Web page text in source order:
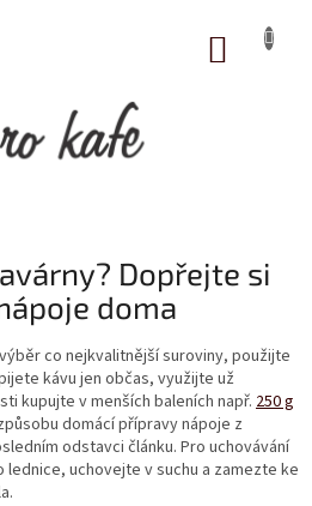
Dopřejte si
doma
co nejkvalitnější suroviny, použijte
kávu jen občas, využijte už
kupujte v menších baleních např. 250 g
domácí přípravy nápoje z
odstavci článku. Pro uchovávání
uchovejte v suchu a zamezte ke